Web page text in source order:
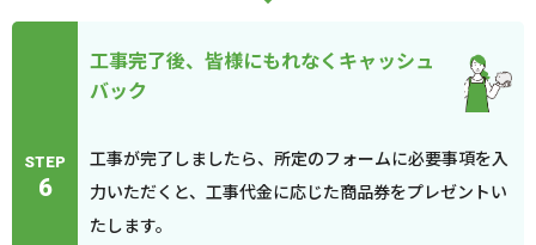
STEP
6
工事完了後、皆様にもれなくキャッシュ
バック
工事が完了しましたら、所定のフォームに必要事項を入
力いただくと、工事代金に応じた商品券をプレゼントい
たします。